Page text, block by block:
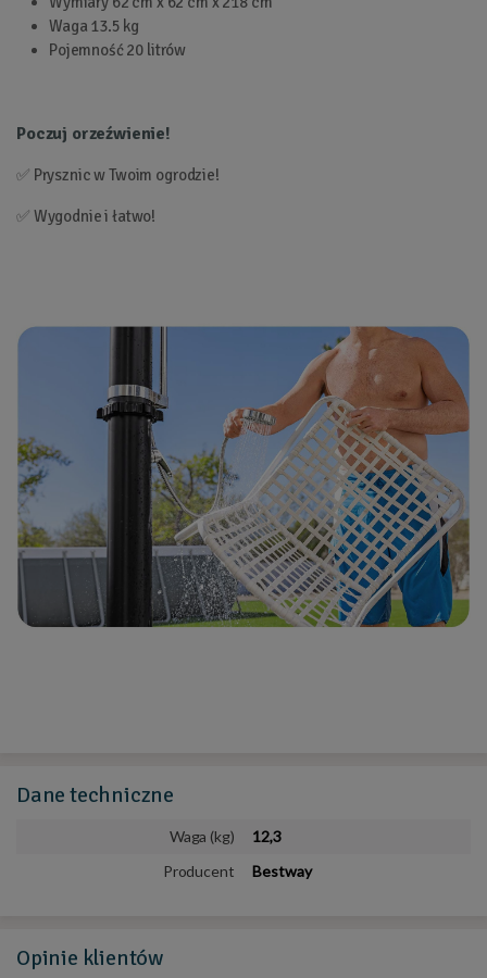
Waga 13.5 kg
Pojemność 20 litrów
Poczuj orzeźwienie!
✅ Prysznic w Twoim ogrodzie!
✅ Wygodnie i łatwo!
Dane techniczne
Waga (kg)
12,3
Producent
Bestway
Opinie klientów